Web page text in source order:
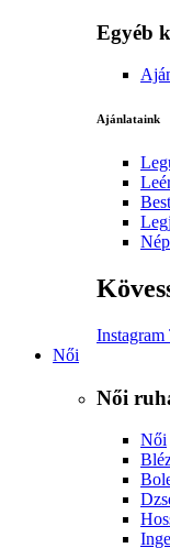
Egyéb
Ajánlataink
Instagram
Női
Női
Női